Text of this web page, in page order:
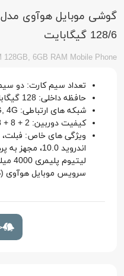
128/6 گیگابایت
128GB, 6GB RAM Mobile Phone
تعداد سیم کارت: دو
حافظه داخلی: 128 گیگابایت
شبکه های ارتباطی: 2G, 3G, 4G
کیفیت دوربین: 2 + 8 + 48 مگاپیکسل
اندروید 10.0،
سرویس موبایل هوآوی (HMS)